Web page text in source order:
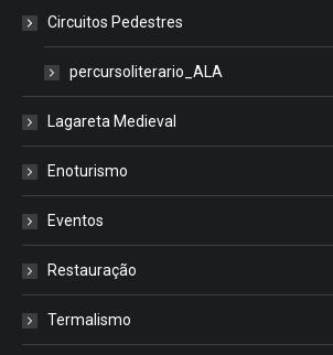
Circuitos Pedestres
percursoliterario_ALA
Lagareta Medieval
Enoturismo
Eventos
Restauração
Termalismo